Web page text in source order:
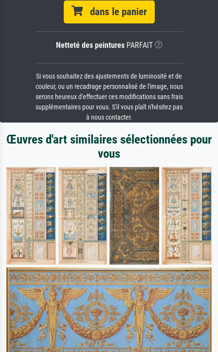
dans le panier
Netteté des peinturesPARFAIT
Si vous souhaitez des ajustements de luminosité et de
couleur, ou un recadrage personnalisé de l'image, nous
serons heureux d'effectuer ces modifications sans frais
supplémentaires pour vous. S'il vous plaît n'hésitez pas
à nous contacter.
Œuvres d'art similaires sélectionnées pour
vous